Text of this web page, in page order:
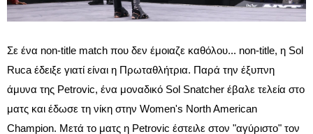
Σε ένα non-title match που δεν έμοιαζε καθόλου... non-title, η Sol
Ruca έδειξε γιατί είναι η Πρωταθλήτρια. Παρά την έξυπνη
άμυνα της Petrovic, ένα μοναδικό Sol Snatcher έβαλε τελεία στο
ματς και έδωσε τη νίκη στην Women's North American
Champion. Μετά το ματς η Petrovic έστειλε στον "αγύριστο" τον